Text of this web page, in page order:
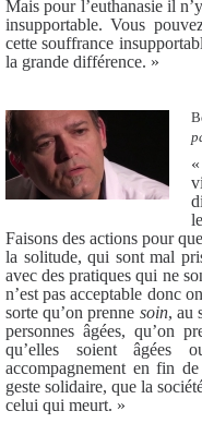
Mais pour l’euthanasie il
insupportable. Vous
cette souffrance
la grande différence. »
Faisons des actions pour
la solitude, qui sont mal
avec des pratiques qui ne
n’est pas acceptable donc
sorte qu’on prenne soin, au
personnes âgées, qu’on
qu’elles soient âgées
accompagnement en fin
geste solidaire, que la
celui qui meurt. »